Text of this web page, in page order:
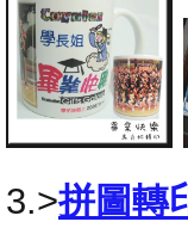
3.>拼圖轉